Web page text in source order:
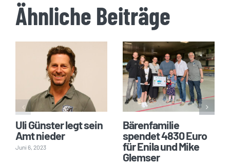
Ähnliche Beiträge
Uli Günster legt sein
Amt nieder
Juni 6, 2023
Bärenfamilie
spendet 4830 Euro
für Enila und Mike
Glemser